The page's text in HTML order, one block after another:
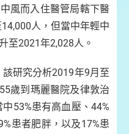
風而入住醫管局轄下醫
人，但當中年輕中
至2021年2,028人。
研究分析2019年9月至
歲到瑪麗醫院及律敦治
53%患有高血壓、44%
患者肥胖，以及17%患